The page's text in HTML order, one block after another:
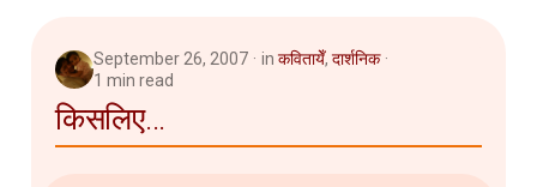
September 26, 2007 in कवितायेँ, दार्शनिक
1 min read
किसलिए...